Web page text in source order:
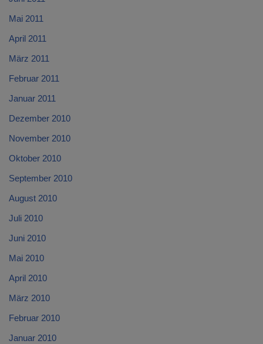
Mai 2011
April 2011
März 2011
Februar 2011
Januar 2011
Dezember 2010
November 2010
Oktober 2010
September 2010
August 2010
Juli 2010
Juni 2010
Mai 2010
April 2010
März 2010
Februar 2010
Januar 2010